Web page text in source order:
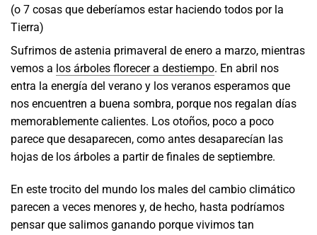
(o 7 cosas que deberíamos estar haciendo todos por la
Tierra)
Sufrimos de astenia primaveral de enero a marzo, mientras
vemos a los árboles florecer a destiempo. En abril nos
entra la energía del verano y los veranos esperamos que
nos encuentren a buena sombra, porque nos regalan días
memorablemente calientes. Los otoños, poco a poco
parece que desaparecen, como antes desaparecían las
hojas de los árboles a partir de finales de septiembre.
En este trocito del mundo los males del cambio climático
parecen a veces menores y, de hecho, hasta podríamos
pensar que salimos ganando porque vivimos tan